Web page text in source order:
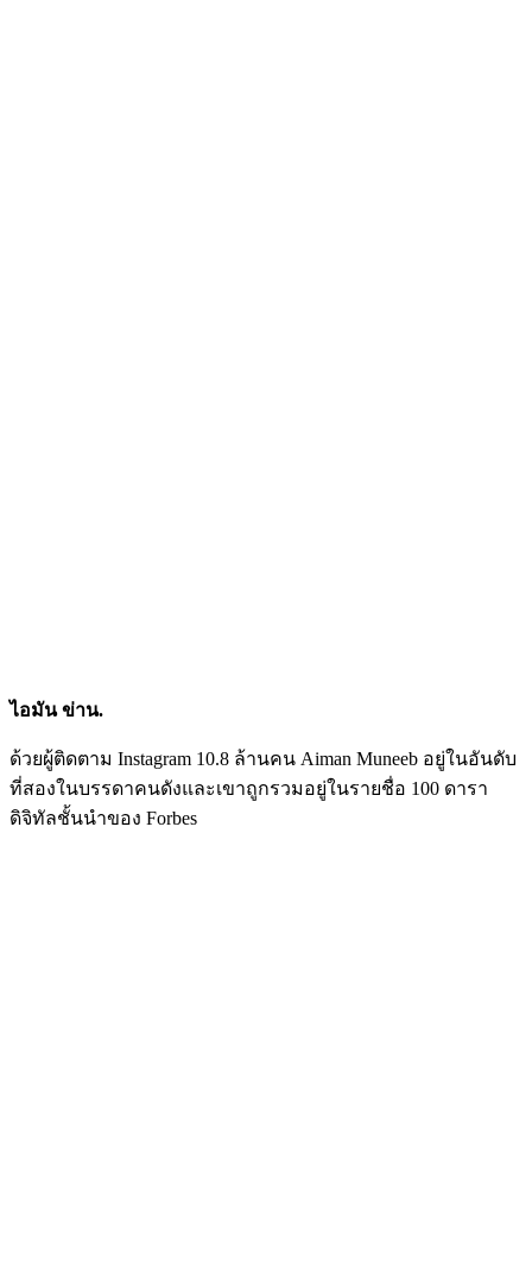
ไอมัน ข่าน.
ด้วยผู้ติดตาม Instagram 10.8 ล้านคน Aiman ​​Muneeb อยู่ในอันดับ
ที่สองในบรรดาคนดังและเขาถูกรวมอยู่ในรายชื่อ 100 ดารา
ดิจิทัลชั้นนำของ Forbes